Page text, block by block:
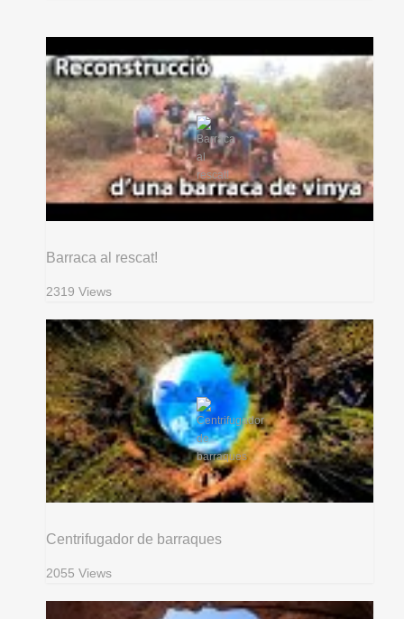
Barraca al rescat!
2319 Views
Centrifugador de barraques
2055 Views